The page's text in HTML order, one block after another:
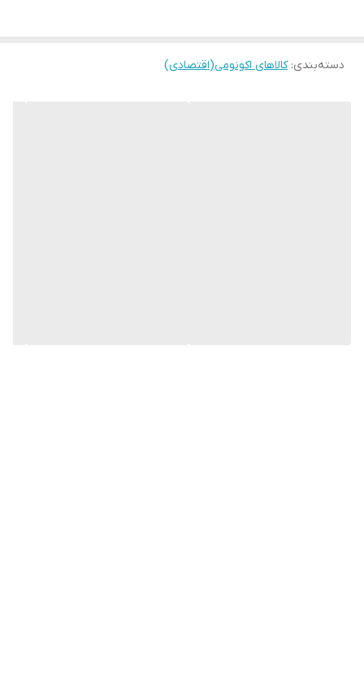
دسته‌بندی:کالاهای اکونومی(اقتصادی)